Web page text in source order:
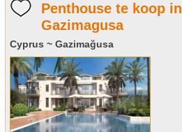
Penthouse te koop in
Gazimagusa
Cyprus ~ Gazimağusa